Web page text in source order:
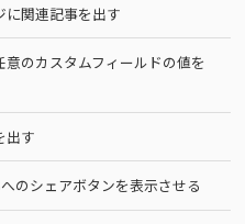
に関連記事を出す
のカスタムフィールドの値を
出す
のシェアボタンを表示させる